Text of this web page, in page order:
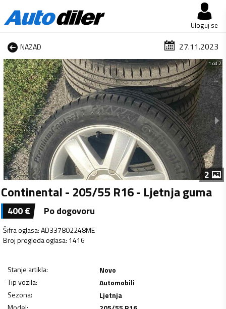
Uloguj se
NAZAD 27.11.2023
1 od 2
2
Continental - 205/55 R16 - Ljetnja guma
400€ Po dogovoru
Šifra oglasa:AD337802248ME
Broj pregleda oglasa: 1416
Stanje artikla:
Novo
Tip vozila:
Automobili
Sezona:
Ljetnja